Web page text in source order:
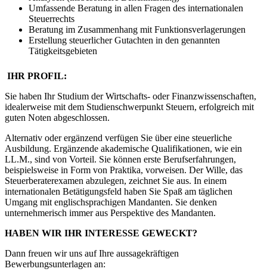
Umfassende Beratung in allen Fragen des internationalen
Steuerrechts
Beratung im Zusammenhang mit Funktionsverlagerungen
Erstellung steuerlicher Gutachten in den genannten
Tätigkeitsgebieten
IHR PROFIL:
Sie haben Ihr Studium der Wirtschafts- oder Finanzwissenschaften,
idealerweise mit dem Studienschwerpunkt Steuern, erfolgreich mit
guten Noten abgeschlossen.
Alternativ oder ergänzend verfügen Sie über eine steuerliche
Ausbildung. Ergänzende akademische Qualifikationen, wie ein
LL.M., sind von Vorteil. Sie können erste Berufserfahrungen,
beispielsweise in Form von Praktika, vorweisen. Der Wille, das
Steuerberaterexamen abzulegen, zeichnet Sie aus. In einem
internationalen Betätigungsfeld haben Sie Spaß am täglichen
Umgang mit englischsprachigen Mandanten. Sie denken
unternehmerisch immer aus Perspektive des Mandanten.
HABEN WIR IHR INTERESSE GEWECKT?
Dann freuen wir uns auf Ihre aussagekräftigen
Bewerbungsunterlagen an: